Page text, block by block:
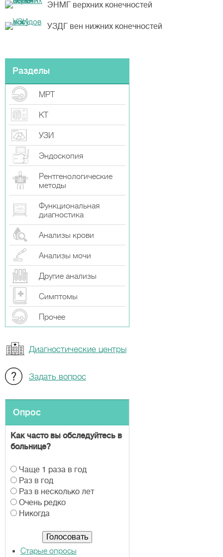
ЭНМГ верхних конечностей
УЗДГ вен нижних конечностей
Разделы
МРТ
КТ
УЗИ
Эндоскопия
Рентгенологические
методы
Функциональная
диагностика
Анализы крови
Анализы мочи
Другие анализы
Симптомы
Прочeе
Диагностические центры
Задать вопрос
Опрос
Как часто вы обследуйтесь в
больнице?
В
а
р
и
а
Чаще 1 раза в год
Раз в год
Раз в несколько лет
Очень редко
Никогда
Старые опросы